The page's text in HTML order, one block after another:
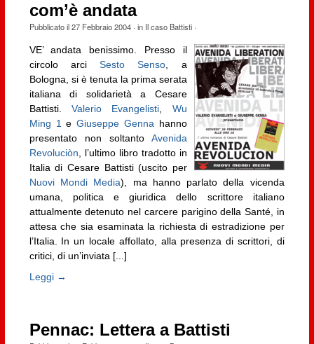
com’è andata
Pubblicato il27 Febbraio 2004· in Il caso Battisti·
VE’ andata benissimo. Presso il
circolo arciSesto Senso, a
Bologna, si è tenuta la prima serata
italiana di solidarietà a Cesare
Battisti.Valerio Evangelisti, Wu
Ming 1eGiuseppe Genna hanno
presentato non soltanto Avenida
Revoluciòn, l’ultimo libro tradotto in
Italia di Cesare Battisti (uscito per
Nuovi Mondi Media), ma hanno parlato della vicenda
umana, politica e giuridica dello scrittore italiano
attualmente detenuto nel carcere parigino della Santé, in
attesa che sia esaminata la richiesta di estradizione per
l’Italia. In un locale affollato, alla presenza di scrittori, di
critici, di un’inviata [...]
Leggi →
Pennac: Lettera a Battisti